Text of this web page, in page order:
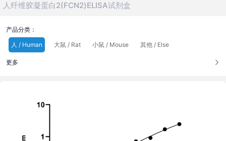
人纤维胶凝蛋白2(FCN2)ELISA试剂盒
产品分类：
人 / Human
大鼠 / Rat 小鼠 / Mouse 其他 / Else
更多